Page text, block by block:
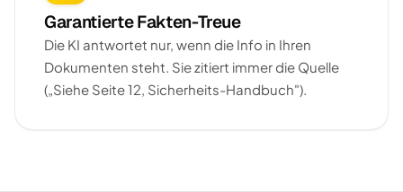
Garantierte Fakten-Treue
Die KI antwortet nur, wenn die Info in Ihren
Dokumenten steht. Sie zitiert immer die Quelle
(„Siehe Seite 12, Sicherheits-Handbuch").